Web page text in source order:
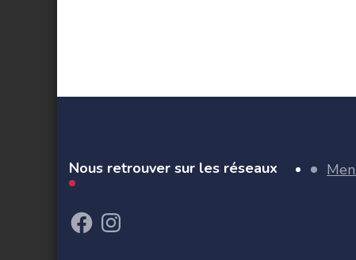
Nous retrouver sur les réseaux
FacebookInstagram